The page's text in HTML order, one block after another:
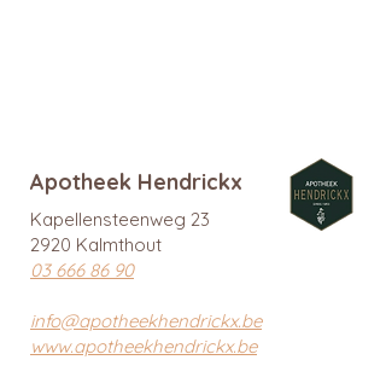
Apotheek Hendrickx
Kapellensteenweg 23
2920 Kalmthout
03 666 86 90
info@apotheekhendrickx.be
www.apotheekhendrickx.be